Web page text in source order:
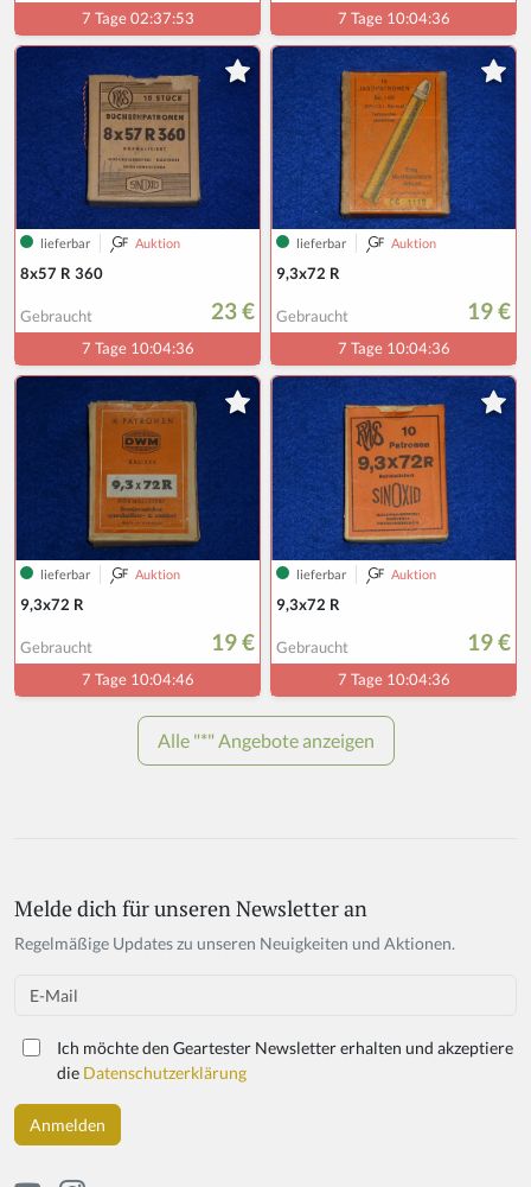
If
y
h
a
Melde dich für unseren Newsletter an
Regelmäßige Updates zu unseren Neuigkeiten und Aktionen.
Email
Ich möchte den Geartester Newsletter erhalten und akzeptiere
die Datenschutzerklärung